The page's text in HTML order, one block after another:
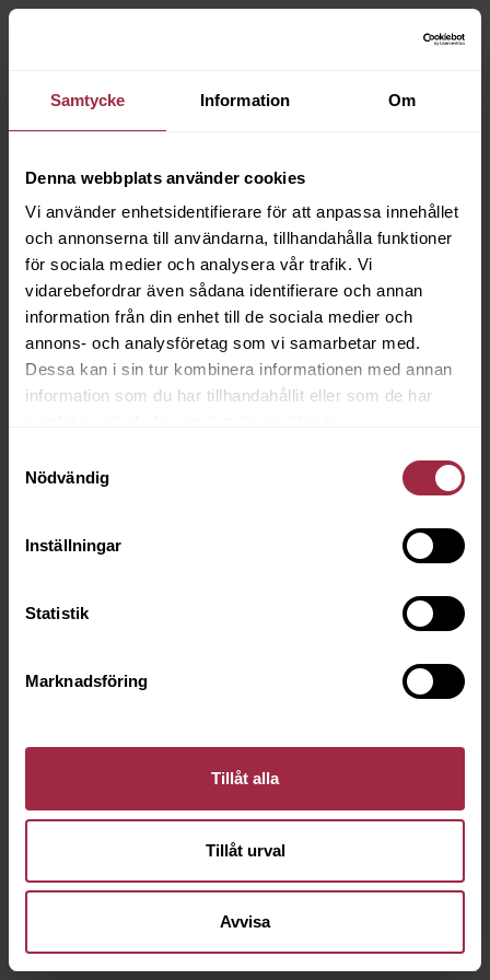
Samtycke Information Om
Denna webbplats använder cookies
Vi använder enhetsidentifierare för att anpassa innehållet
och annonserna till användarna, tillhandahålla funktioner
för sociala medier och analysera vår trafik. Vi
vidarebefordrar även sådana identifierare och annan
information från din enhet till de sociala medier och
annons- och analysföretag som vi samarbetar med.
Dessa kan i sin tur kombinera informationen med annan
information som du har tillhandahållit eller som de har
Nödvändig
Inställningar
Statistik
Marknadsföring
Tillåt alla
Tillåt urval
Avvisa